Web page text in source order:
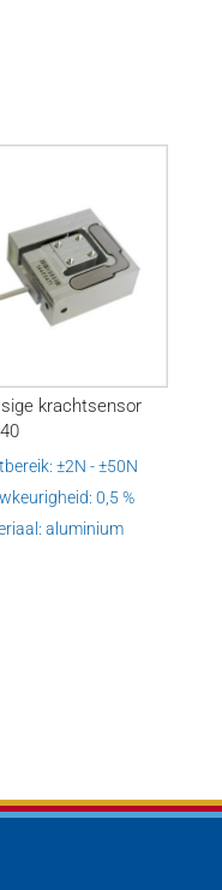
krachtsensor
±2N - ±50N
0,5 %
aluminium